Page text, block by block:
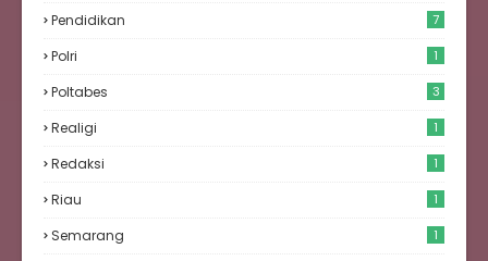
Pendidikan 7
Polri 1
Poltabes 3
Realigi 1
Redaksi 1
Riau 1
Semarang 1